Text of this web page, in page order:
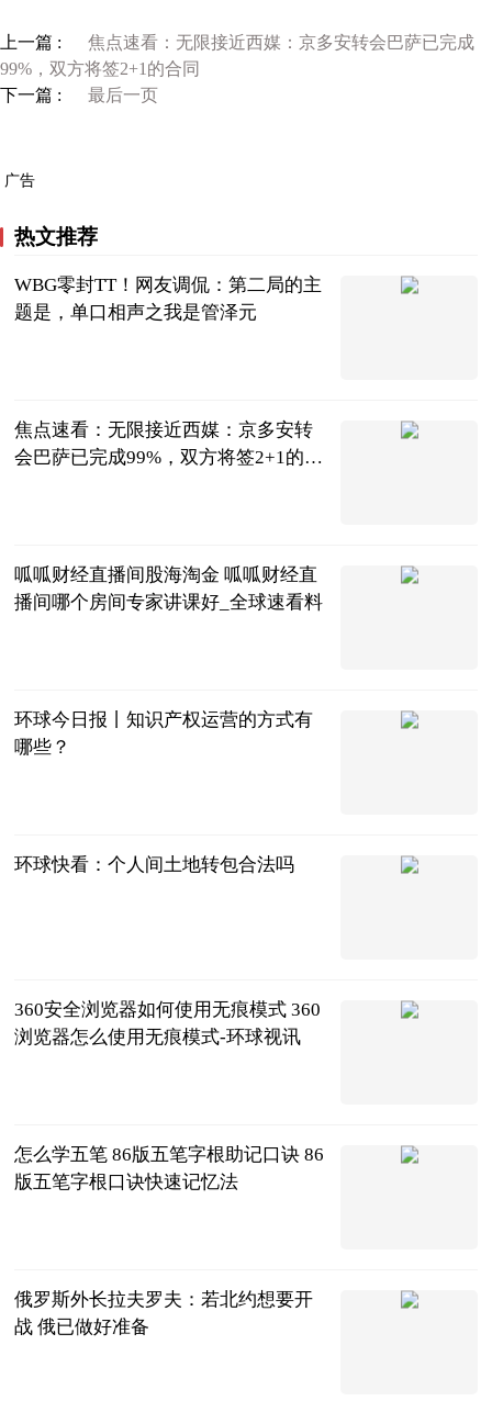
上一篇 :
焦点速看：无限接近西媒：京多安转会巴萨已完成
99%，双方将签2+1的合同
下一篇 :
最后一页
广告
热文推荐
WBG零封TT！网友调侃：第二局的主
题是，单口相声之我是管泽元
焦点速看：无限接近西媒：京多安转
会巴萨已完成99%，双方将签2+1的合
呱呱财经直播间股海淘金 呱呱财经直
播间哪个房间专家讲课好_全球速看料
环球今日报丨知识产权运营的方式有
哪些？
环球快看：个人间土地转包合法吗
360安全浏览器如何使用无痕模式 360
浏览器怎么使用无痕模式-环球视讯
怎么学五笔 86版五笔字根助记口诀 86
版五笔字根口诀快速记忆法
俄罗斯外长拉夫罗夫：若北约想要开
战 俄已做好准备